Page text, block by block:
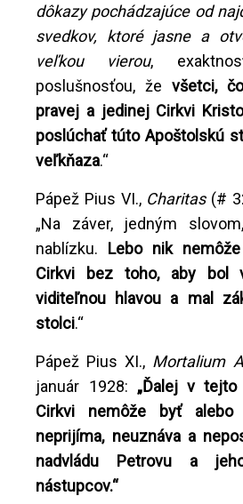
dôkazy pochádzajúce od
svedkov, ktoré jasne a
veľkou vierou,
poslušnosťou, ževšetci,
pravej a jedinej Cirkvi
poslúchať túto Apoštolskú
veľkňaza.“
Pápež Pius VI., Charitas(#
„Na záver, jedným
nablízku. Lebo nik
Cirkvi bez toho, aby
viditeľnou hlavou a mal
stolci.“
Pápež Pius XI., Mortalium
január 1928: „Ďalej v
Cirkvi nemôže byť
neprijíma, neuznáva a
nadvládu Petrovu a
nástupcov.“